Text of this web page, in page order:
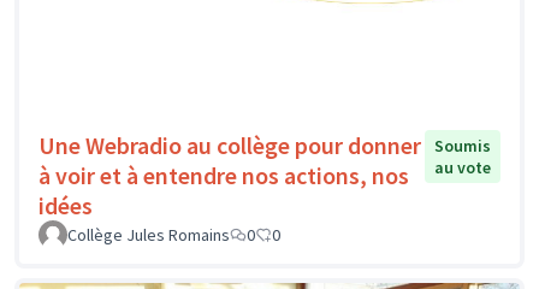
Une Webradio au collège pour donner
à voir et à entendre nos actions, nos
idées
Soumis
au vote
Collège Jules Romains 0 0